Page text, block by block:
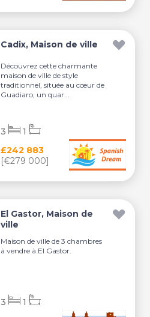
Cadix, Maison de ville
Découvrez cette charmante
maison de ville de style
traditionnel, située au cœur de
Guadiaro, un quar...
£242 883
[€279 000]
3 1
El Gastor, Maison de
ville
Maison de ville de 3 chambres
à vendre à El Gastor.
3 1